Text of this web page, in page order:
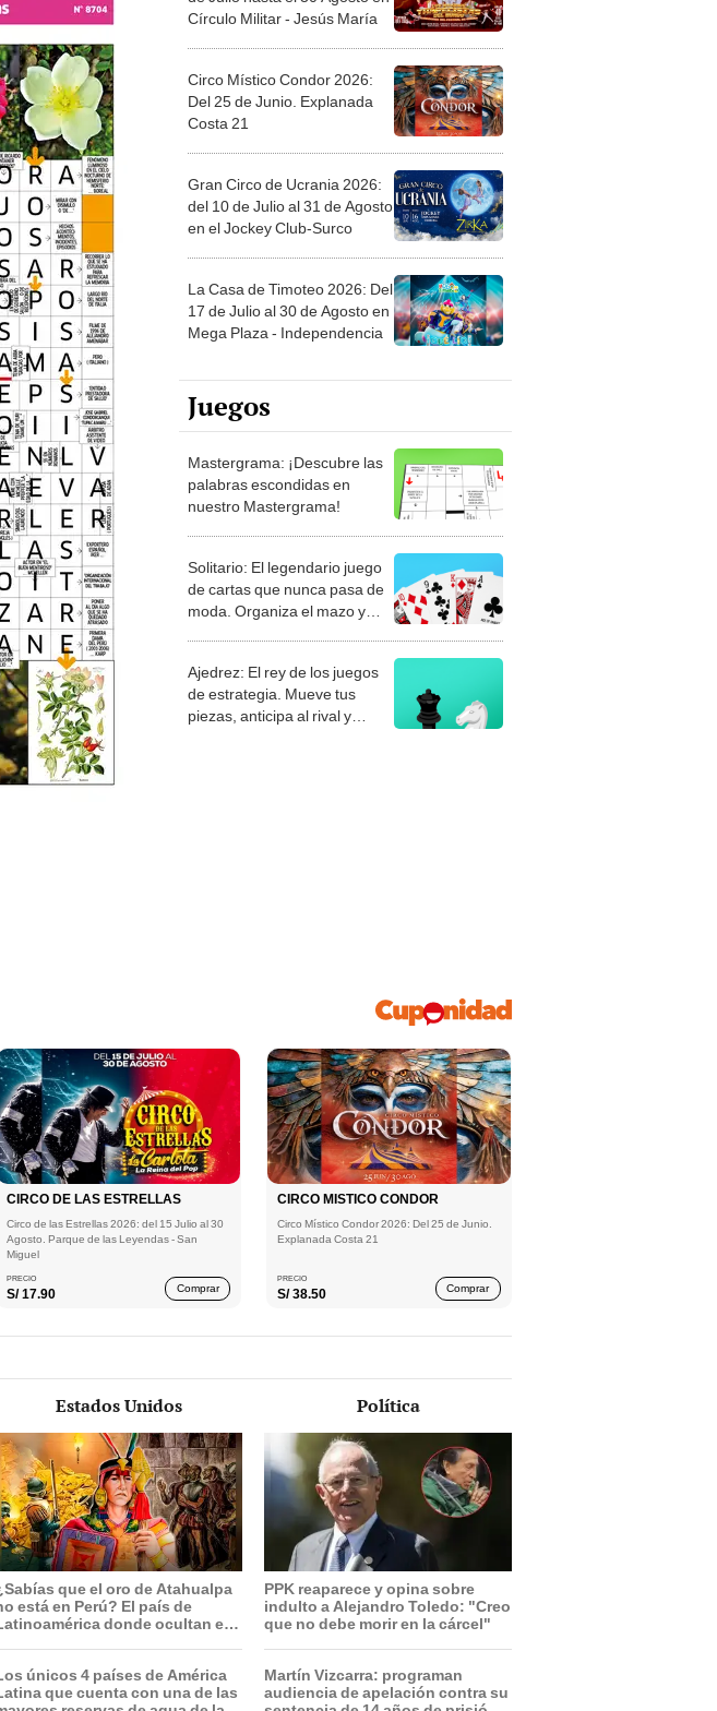
Círculo Militar - Jesús María
Circo Místico Condor 2026:
Del 25 de Junio. Explanada
Costa 21
Gran Circo de Ucrania 2026:
del 10 de Julio al 31 de Agosto
en el Jockey Club-Surco
La Casa de Timoteo 2026: Del
17 de Julio al 30 de Agosto en
Mega Plaza - Independencia
Juegos
Mastergrama: ¡Descubre las
palabras escondidas en
nuestro Mastergrama!
Solitario: El legendario juego
de cartas que nunca pasa de
moda. Organiza el mazo y
Ajedrez: El rey de los juegos
de estrategia. Mueve tus
piezas, anticipa al rival y
CIRCO DE LAS ESTRELLAS
Circo de las Estrellas 2026: del 15 Julio al 30
Agosto. Parque de las Leyendas - San
Miguel
PRECIO
S/17.90 Comprar
CIRCO MISTICO CONDOR
Circo Místico Condor 2026: Del 25 de Junio.
Explanada Costa 21
PRECIO
S/38.50 Comprar
Estados Unidos
que el oro de Atahualpa
está en Perú? El país de
donde ocultan el
únicos 4 países de América
que cuenta con una de las
Política
PPK reaparece y opina sobre
indulto a Alejandro Toledo: "Creo
que no debe morir en la cárcel"
Martín Vizcarra: programan
audiencia de apelación contra su